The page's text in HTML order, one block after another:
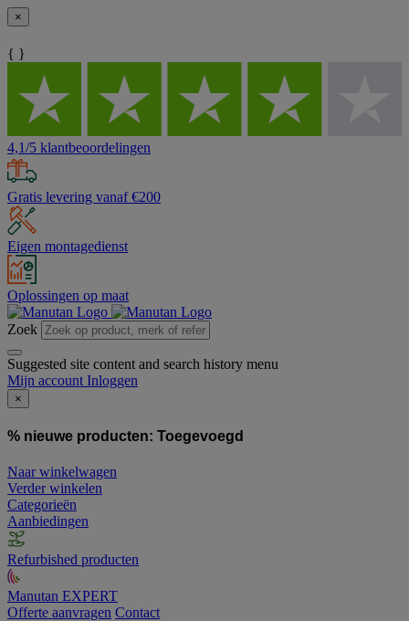
×
{ }
4,1/5 klantbeoordelingen
Gratis levering vanaf €200
Eigen montagedienst
Oplossingen op maat
Zoek
Suggested site content and search history menu
Mijn account Inloggen
×
% nieuwe producten: Toegevoegd
Naar winkelwagen
Verder winkelen
Categorieën
Aanbiedingen
Refurbished producten
Manutan EXPERT
Offerte aanvragen Contact